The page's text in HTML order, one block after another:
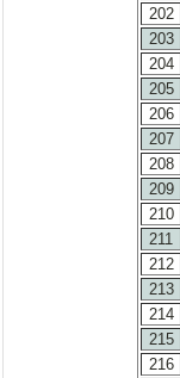
202
203
204
205
206
207
208
209
210
211
212
213
214
215
216